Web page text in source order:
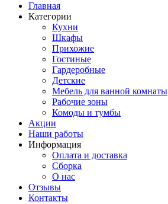
Главная
Категории
Кухни
Шкафы
Прихожие
Гостиные
Гардеробные
Детские
Мебель для ванной комнаты
Рабочие зоны
Комоды и тумбы
Акции
Наши работы
Информация
Оплата и доставка
Сборка
О нас
Отзывы
Контакты